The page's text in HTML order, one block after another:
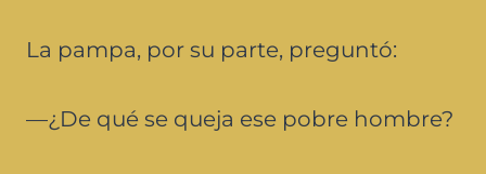
La pampa, por su parte, preguntó:
—¿De qué se queja ese pobre hombre?